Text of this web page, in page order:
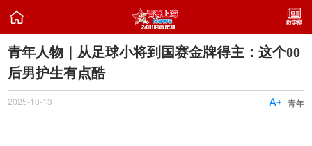

青年人物｜从足球小将到国赛金牌得主：这个00
后男护生有点酷
2025-10-13 青年
